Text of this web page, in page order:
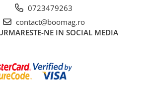
si frana
bicicleta
0723479263
contact@boomag.ro
NE IN SOCIAL MEDIA